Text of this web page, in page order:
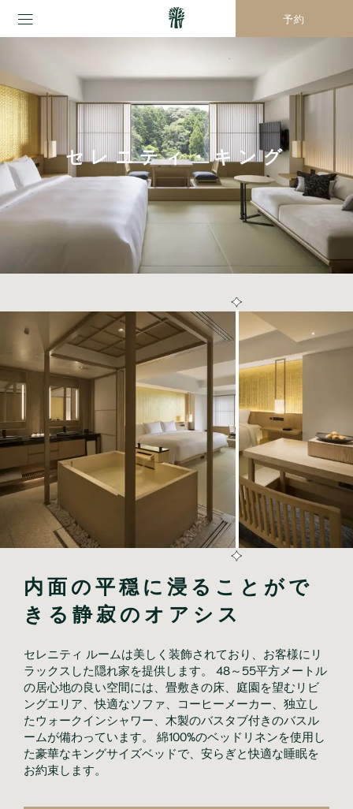
予約
セレニティ・キング
内面の平穏に浸ることがで
きる静寂のオアシス
セレニティ ルームは美しく装飾されており、お客様にリ
ラックスした隠れ家を提供します。 48～55平方メートル
の居心地の良い空間には、畳敷きの床、庭園を望むリビ
ングエリア、快適なソファ、コーヒーメーカー、独立し
たウォークインシャワー、木製のバスタブ付きのバスル
ームが備わっています。 綿100%のベッドリネンを使用し
た豪華なキングサイズベッドで、安らぎと快適な睡眠を
お約束します。